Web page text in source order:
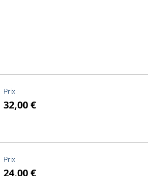
Prix
32,00 €
Prix
24,00 €